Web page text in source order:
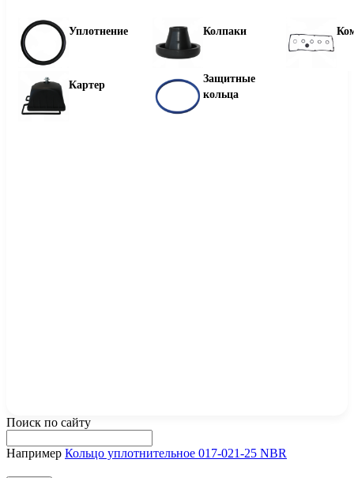
Уплотнение Колпаки
Картер
Защитные
кольца
Поиск по сайту
Например Кольцо уплотнительное 017-021-25 NBR